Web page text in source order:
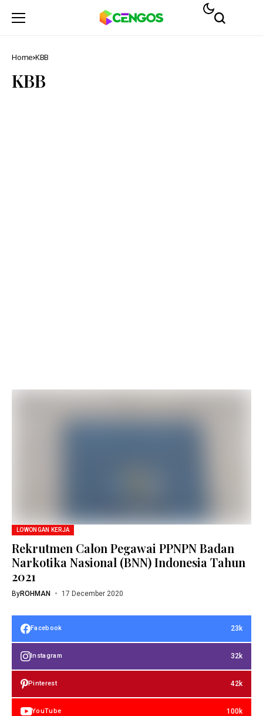
Home KBB
KBB
LOWONGAN KERJA
Rekrutmen Calon Pegawai PPNPN Badan
Narkotika Nasional (BNN) Indonesia Tahun
2021
ByROHMAN 17 December 2020
Facebook 23k
Instagram 32k
Pinterest 42k
YouTube 100k